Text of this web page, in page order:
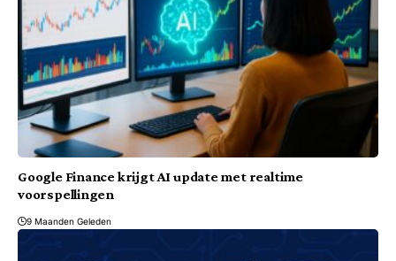
Google Finance krijgt AI update met realtime
voorspellingen
9 Maanden Geleden